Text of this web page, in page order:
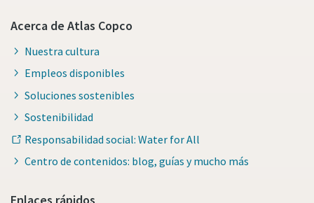
Acerca de Atlas Copco
Nuestra cultura
Empleos disponibles
Soluciones sostenibles
Sostenibilidad
Responsabilidad social: Water for All
Centro de contenidos: blog, guías y mucho más